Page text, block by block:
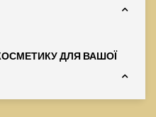
ДЛЯ ВАШОЇ